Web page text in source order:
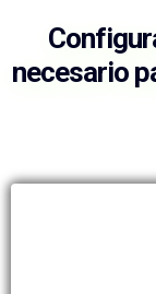
necesario